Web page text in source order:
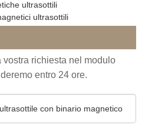
ultrasottili
ultrasottili
vostra richiesta nel modulo
entro 24 ore.